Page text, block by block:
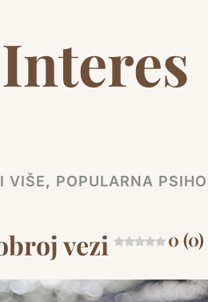
Interes
VIŠE, POPULARNA
vezi 0 (0)